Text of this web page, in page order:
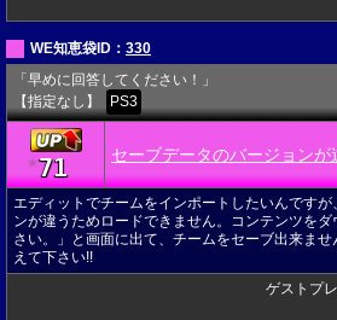
WE知恵袋ID： 330
「早めに回答してください！」
【指定なし】
PS3
★71 セーブデータのバージョンが
エディットでチームをインポートしたいんです
ンが違うためロードできません。コンテンツを
さい。」と画面に出て、チームをセーブ出来ま
えて下さい!!
ゲストプ